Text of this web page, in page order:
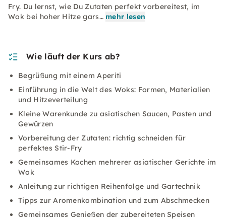
Fry. Du lernst, wie Du Zutaten perfekt vorbereitest, im
Wok bei hoher Hitze gars… mehr lesen
Wie läuft der Kurs ab?
Begrüßung mit einem Aperiti
Einführung in die Welt des Woks: Formen, Materialien
und Hitzeverteilung
Kleine Warenkunde zu asiatischen Saucen, Pasten und
Gewürzen
Vorbereitung der Zutaten: richtig schneiden für
perfektes Stir-Fry
Gemeinsames Kochen mehrerer asiatischer Gerichte im
Wok
Anleitung zur richtigen Reihenfolge und Gartechnik
Tipps zur Aromenkombination und zum Abschmecken
Gemeinsames Genießen der zubereiteten Speisen